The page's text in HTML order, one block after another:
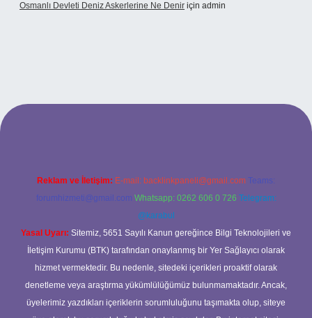
Osmanlı Devleti Deniz Askerlerine Ne Denir için admin
giriş
Reklam ve İletişim: E-mail: backlinkpaneli@gmail.com Teams:
forumhizmeti@gmail.com Whatsapp: 0262 606 0 726 Telegram:
@karabul
Yasal Uyarı: Sitemiz, 5651 Sayılı Kanun gereğince Bilgi Teknolojileri ve
İletişim Kurumu (BTK) tarafından onaylanmış bir Yer Sağlayıcı olarak
hizmet vermektedir. Bu nedenle, sitedeki içerikleri proaktif olarak
denetleme veya araştırma yükümlülüğümüz bulunmamaktadır. Ancak,
üyelerimiz yazdıkları içeriklerin sorumluluğunu taşımakta olup, siteye